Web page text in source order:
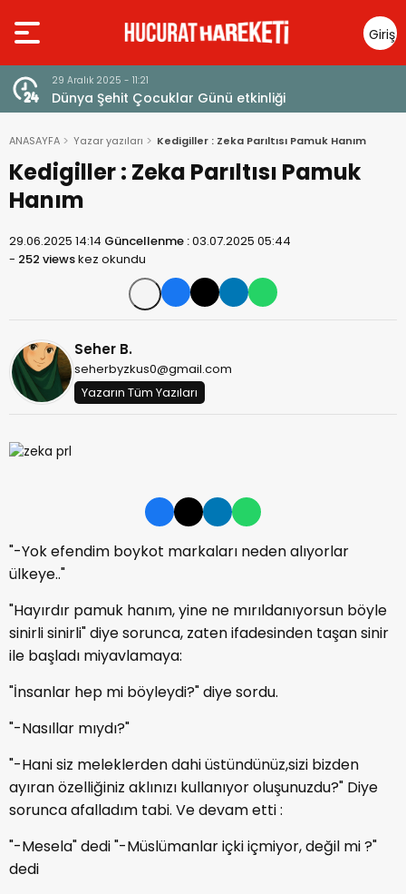
Giriş
Yap
29 Aralık 2025 - 11:21
Dünya Şehit Çocuklar Günü etkinliği
ANASAYFA Yazar yazıları Kedigiller : Zeka Parıltısı Pamuk Hanım
Kedigiller : Zeka Parıltısı Pamuk
Hanım
29.06.2025 14:14 Güncellenme :03.07.2025 05:44
- 252 viewskez okundu
Seher B.
seherbyzkus0@gmail.com
Yazarın Tüm Yazıları
"-Yok efendim boykot markaları neden alıyorlar
ülkeye.."
"Hayırdır pamuk hanım, yine ne mırıldanıyorsun böyle
sinirli sinirli" diye sorunca, zaten ifadesinden taşan sinir
ile başladı miyavlamaya:
"İnsanlar hep mi böyleydi?" diye sordu.
"-Nasıllar mıydı?"
"-Hani siz meleklerden dahi üstündünüz,sizi bizden
ayıran özelliğiniz aklınızı kullanıyor oluşunuzdu?" Diye
sorunca afalladım tabi. Ve devam etti :
"-Mesela" dedi "-Müslümanlar içki içmiyor, değil mi ?"
dedi